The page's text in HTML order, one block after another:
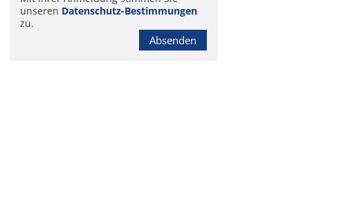
unseren Datenschutz-Bestimmungen
zu.
Absenden